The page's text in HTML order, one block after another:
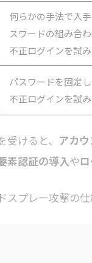
何らかの手法で入
スワードの組み合
不正ログインを試み
パスワードを固定
不正ログインを試み
けると、 アカ
素認証の導入や
スプレー攻撃の